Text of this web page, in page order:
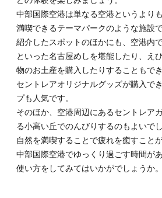
中部国際空港は単なる空港というより
満喫できるテーマパークのような施設で
紹介したスポットのほかにも、空港内
といった名古屋めしを堪能したり、え
物のお土産を購入したりすることもでき
セントレアオリジナルグッズが購入で
プも人気です。
そのほか、空港周辺にあるセントレア
る小高い丘でのんびりするのもよいでし
自然を満喫することで疲れを癒すことが
中部国際空港でゆっくり過ごす時間が
使い方をしてみてはいかがでしょうか。